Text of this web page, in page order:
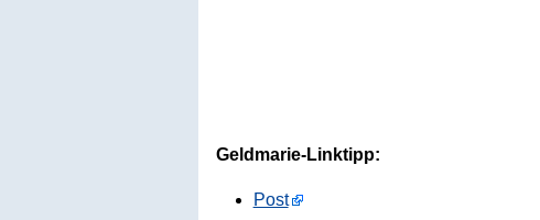
Geldmarie-Linktipp:
Post